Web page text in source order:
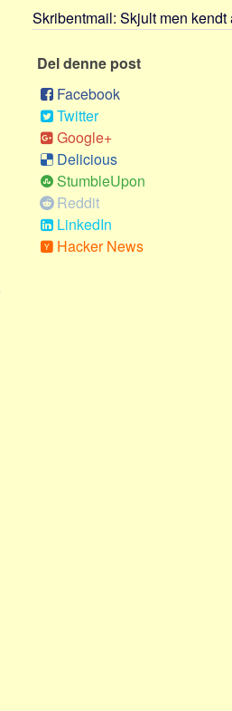
Skribentmail: Skjult men
Del denne post
Facebook
Twitter
Google+
Delicious
StumbleUpon
Reddit
LinkedIn
Hacker News